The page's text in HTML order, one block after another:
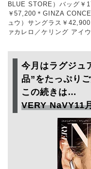
BLUE STORE）バッグ￥
￥57,200＊GINZA
ュウ）サングラス￥
ァカレロ／ケリング アイ
今月はラグジュ
品”をたっぷり
この続きは…
VERY NaVY11